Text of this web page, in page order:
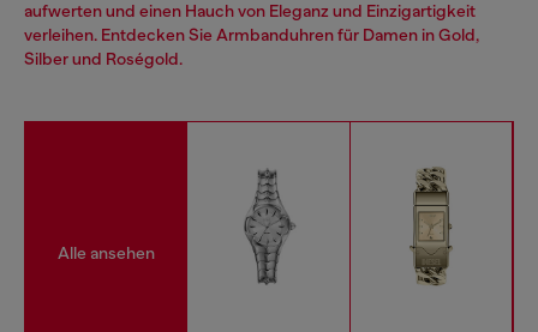
aufwerten und einen Hauch von Eleganz und Einzigartigkeit
verleihen. Entdecken Sie Armbanduhren für Damen in Gold,
Silber und Roségold.
Alle ansehen